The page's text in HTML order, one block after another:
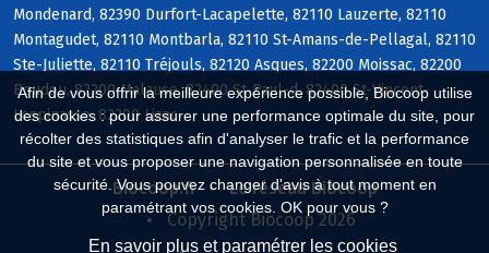
Afin de vous offrir la meilleure expérience possible, Biocoop utilise
des cookies : pour assurer une performance optimale du site, pour
récolter des statistiques afin d'analyser le trafic et la performance
du site et vous proposer une navigation personnalisée en toute
sécurité. Vous pouvez changer d'avis à tout moment en
paramétrant vos cookies. OK pour vous ?
En savoir plus et paramétrer les cookies
Mondenard, 82390 Durfort-Lacapelette, 82110 Lauzerte, 82110
Montagudet, 82110 Montbarla, 82110 St-Amans-de-Pellagal, 82110
Ste-Juliette, 82110 Tréjouls, 82120 Asques, 82200 Moissac, 82200
Boudou, 82200 Malause, 82400 St-Paul-d, 82400 St-Vincent-
Lespinasse, 82200 Lizac
Biocoop.fr
Le réseau Biocoop
Copyright Biocoop 2026